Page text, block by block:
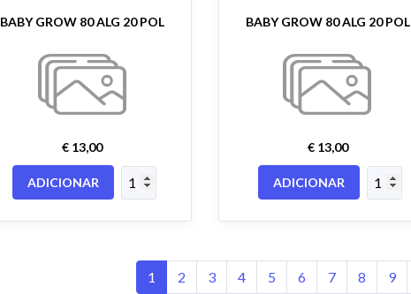
BABY GROW 80 ALG 20 POL
€ 13,00
ADICIONAR
BABY GROW 80 ALG 20 POL
€ 13,00
ADICIONAR
1 2 3 4 5 6 7 8 9